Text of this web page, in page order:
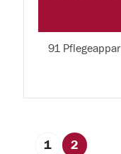
91
1 2